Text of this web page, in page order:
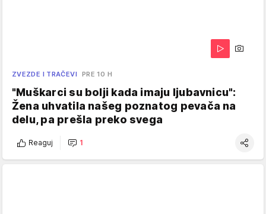
ZVEZDE I TRAČEVI PRE 10 H
"Muškarci su bolji kada imaju ljubavnicu":
Žena uhvatila našeg poznatog pevača na
delu, pa prešla preko svega
Reaguj 1